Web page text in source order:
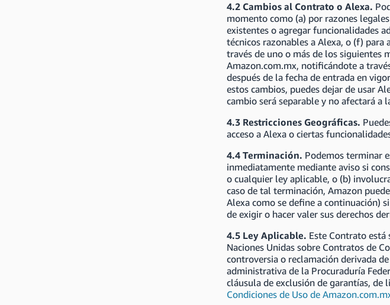
4.2 Cambios al Contrato o Alexa.
momento como (a) por razones
existentes o agregar funcionalidades
técnicos razonables a Alexa, o (f)
través de uno o más de los siguientes
Amazon.com.mx, notificándote a
después de la fecha de entrada en
estos cambios, puedes dejar de usar
cambio será separable y no afectará a
4.3 Restricciones Geográficas.
acceso a Alexa o ciertas
4.4 Terminación. Podemos terminar
inmediatamente mediante aviso si
o cualquier ley aplicable, o (b)
caso de tal terminación, Amazon
Alexa como se define a continuación)
de exigir o hacer valer sus derechos
4.5 Ley Aplicable. Este Contrato está
Naciones Unidas sobre Contratos de
controversia o reclamación derivada
administrativa de la Procuraduría
cláusula de exclusión de garantías,
Condiciones de Uso de